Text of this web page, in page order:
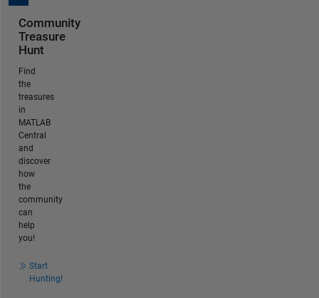
Community
Treasure
Hunt
Find
the
treasures
in
MATLAB
Central
and
discover
how
the
community
can
help
you!
Start
Hunting!